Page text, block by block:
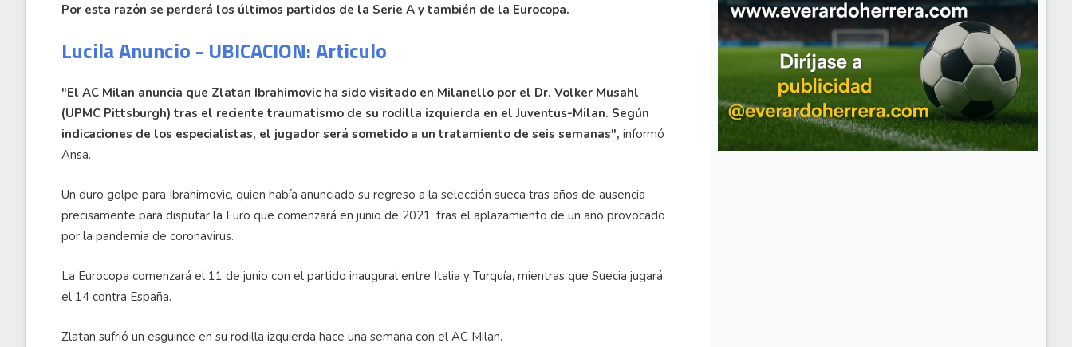
Por esta razón se perderá los últimos partidos de la Serie A y también de la Eurocopa.
Lucila Anuncio - UBICACION: Articulo
"El AC Milan anuncia que Zlatan Ibrahimovic ha sido visitado en Milanello por el Dr. Volker Musahl
(UPMC Pittsburgh) tras el reciente traumatismo de su rodilla izquierda en el Juventus-Milan. Según
indicaciones de los especialistas, el jugador será sometido a un tratamiento de seis semanas", informó
Ansa.
Un duro golpe para Ibrahimovic, quien había anunciado su regreso a la selección sueca tras años de ausencia
precisamente para disputar la Euro que comenzará en junio de 2021, tras el aplazamiento de un año provocado
por la pandemia de coronavirus.
La Eurocopa comenzará el 11 de junio con el partido inaugural entre Italia y Turquía, mientras que Suecia jugará
el 14 contra España.
Zlatan sufrió un esguince en su rodilla izquierda hace una semana con el AC Milan.